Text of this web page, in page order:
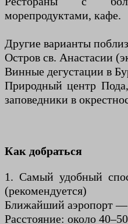
морепродуктами, кафе.
Другие варианты
Остров св. Анастасии
Винные дегустации в
Природный центр
заповедники в
Как добраться
1. Самый удобный
(рекомендуется)
Ближайший аэропорт —
Расстояние: около